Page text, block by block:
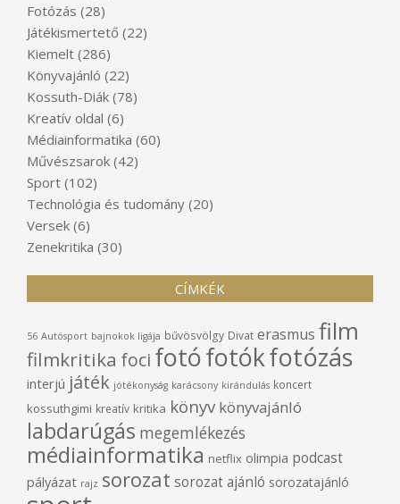
Fotózás (28)
Játékismertető (22)
Kiemelt (286)
Könyvajánló (22)
Kossuth-Diák (78)
Kreatív oldal (6)
Médiainformatika (60)
Művészsarok (42)
Sport (102)
Technológia és tudomány (20)
Versek (6)
Zenekritika (30)
CÍMKÉK
56 Autósport bajnokok ligája bűvösvölgy Divat erasmus film
filmkritika foci fotófotókfotózás
interjú játék jótékonyság karácsony kirándulás koncert
kossuthgimi kreatív kritika könyv könyvajánló
labdarúgás megemlékezés
médiainformatika netflix olimpia podcast
pályázat rajz sorozat sorozat ajánló sorozatajánló